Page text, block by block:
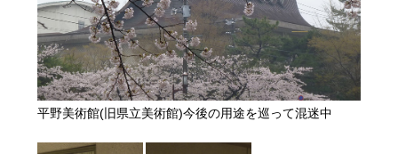
平野美術館(旧県立美術館)今後の用途を巡って混迷中